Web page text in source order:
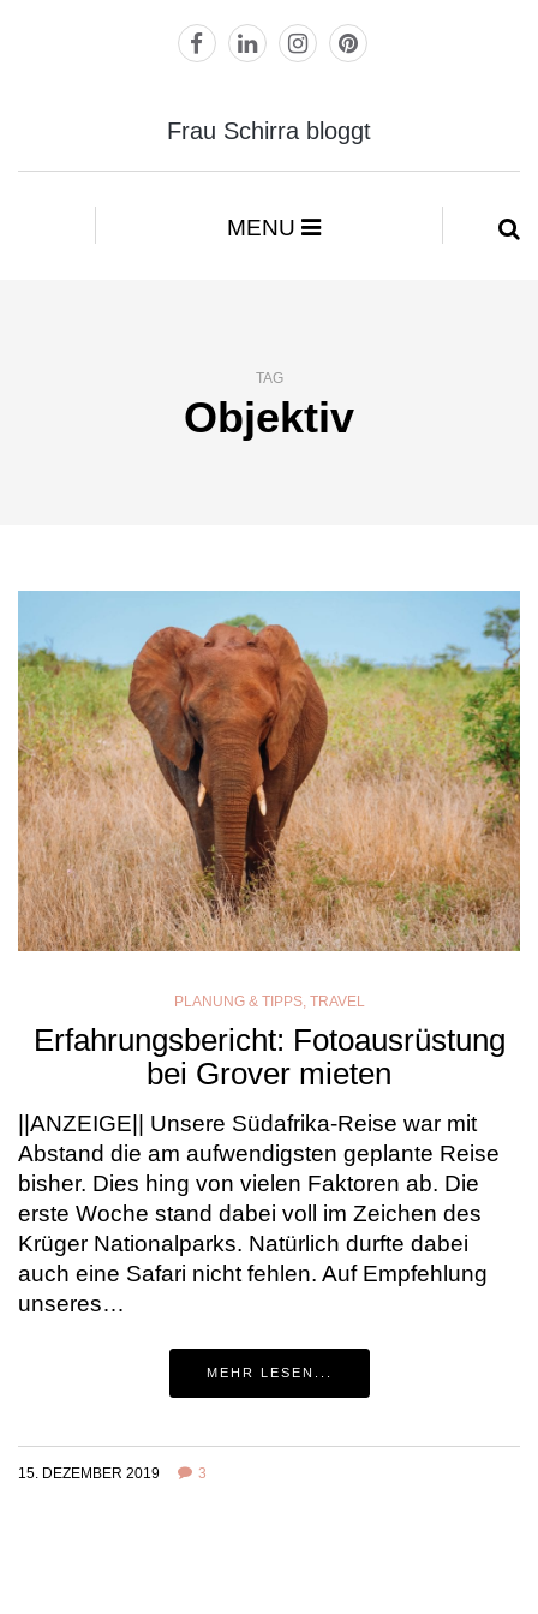
Frau Schirra bloggt
MENU
TAG
Objektiv
PLANUNG & TIPPS, TRAVEL
Erfahrungsbericht: Fotoausrüstung
bei Grover mieten
||ANZEIGE|| Unsere Südafrika-Reise war mit
Abstand die am aufwendigsten geplante Reise
bisher. Dies hing von vielen Faktoren ab. Die
erste Woche stand dabei voll im Zeichen des
Krüger Nationalparks. Natürlich durfte dabei
auch eine Safari nicht fehlen. Auf Empfehlung
unseres…
MEHR LESEN...
15. DEZEMBER 2019 3